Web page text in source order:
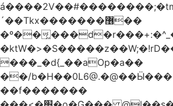
á����2V��#��
´��Tkx�������޶��
�º��
���_�d{_��aOp�a��
��/
��f�������